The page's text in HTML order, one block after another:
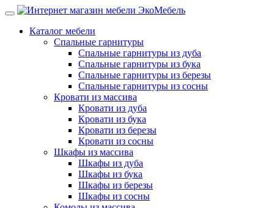
Каталог мебели
Спальные гарнитуры
Спальные гарнитуры из дуба
Спальные гарнитуры из бука
Спальные гарнитуры из березы
Спальные гарнитуры из сосны
Кровати из массива
Кровати из дуба
Кровати из бука
Кровати из березы
Кровати из сосны
Шкафы из массива
Шкафы из дуба
Шкафы из бука
Шкафы из березы
Шкафы из сосны